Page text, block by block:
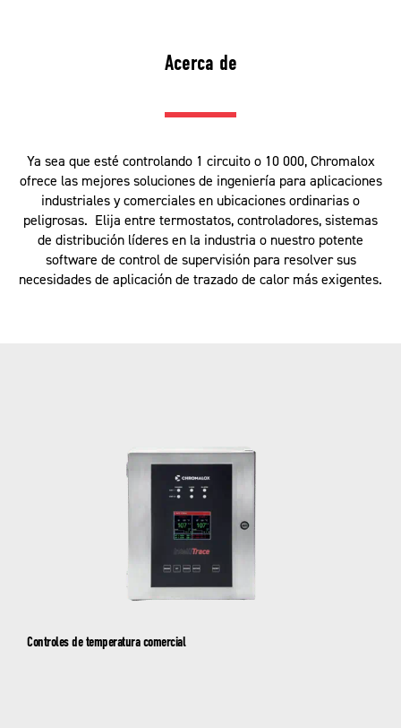
Acerca de
Ya sea que esté controlando 1 circuito o 10 000, Chromalox
ofrece las mejores soluciones de ingeniería para aplicaciones
industriales y comerciales en ubicaciones ordinarias o
peligrosas. Elija entre termostatos, controladores, sistemas
de distribución líderes en la industria o nuestro potente
software de control de supervisión para resolver sus
necesidades de aplicación de trazado de calor más exigentes.
Controles de temperatura comercial